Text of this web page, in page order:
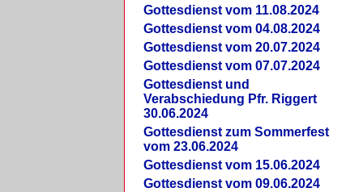
Gottesdienst vom 11.08.2024
Gottesdienst vom 04.08.2024
Gottesdienst vom 20.07.2024
Gottesdienst vom 07.07.2024
Gottesdienst und
Verabschiedung Pfr. Riggert
30.06.2024
Gottesdienst zum Sommerfest
vom 23.06.2024
Gottesdienst vom 15.06.2024
Gottesdienst vom 09.06.2024